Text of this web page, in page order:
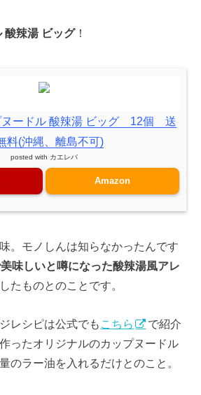
酸辣湯 ビッグ！
ードル 酸辣湯 ビッグ 12個 送
料(沖縄、離島不可)
posted with カエレバ
Amazon
。モノしんは知らなかったんです
味しいと噂になった酸辣湯風アレ
たものとのことです。
レシピは公式でも こちら
で紹介
ったオリジナルのカップヌードル
のラー油を入れるだけとのこと。